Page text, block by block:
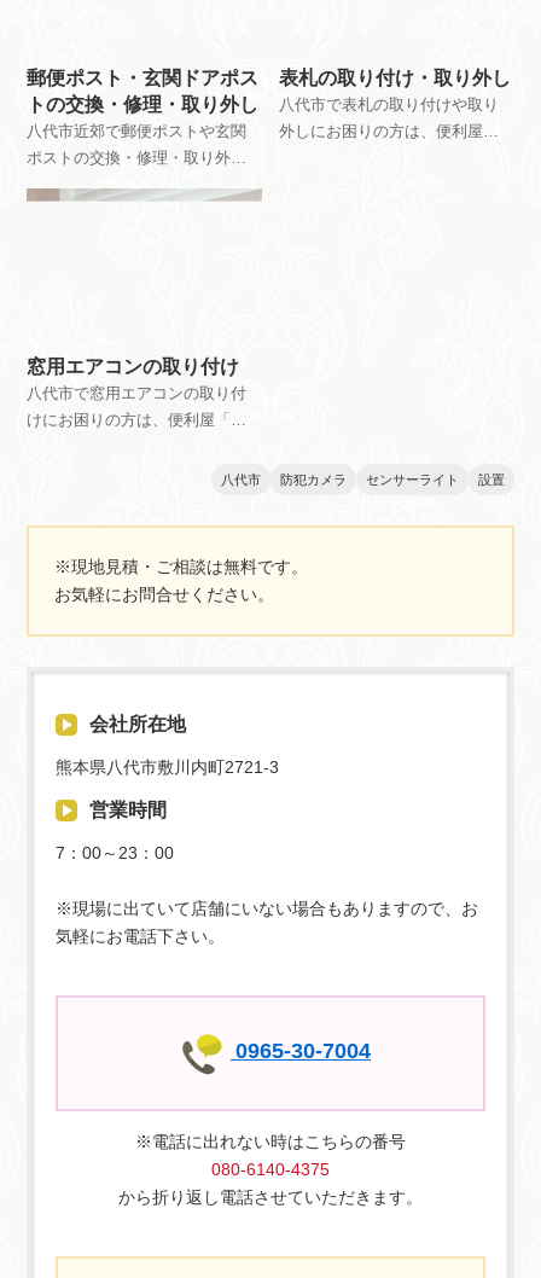
郵便ポスト・玄関ドアポス
トの交換・修理・取り外し
八代市近郊で郵便ポストや玄関
ポストの交換・修理・取り外し
にお困りの方は、便利屋「スペ
表札の取り付け・取り外し
八代市で表札の取り付けや取り
外しにお困りの方は、便利屋
窓用エアコンの取り付け
八代市で窓用エアコンの取り付
けにお困りの方は、便利屋「ス
作業費用は7,700円から対応して
ので、お気軽にご相談くださ
八代市 防犯カメラ センサーライト 設置
※現地見積・ご相談は無料です。
お気軽にお問合せください。
会社所在地
熊本県八代市敷川内町2721-3
営業時間
7：00～23：00
※現場に出ていて店舗にいない場合もありますので、お
気軽にお電話下さい。
0965-30-7004
※電話に出れない時はこちらの番号
080-6140-4375
から折り返し電話させていただきます。